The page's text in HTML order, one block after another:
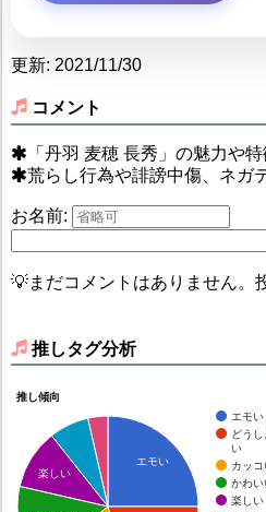
更新: 2021/11/30
コメント
「丹羽 麦穂 長秀」の魅力や
荒らし行為や誹謗中傷、ネガ
お名前:
💡まだコメントはありません。
推しタグ分析
推し傾向
エモい
どう
い
カッコ
かわい
楽しい
エモい
楽しい